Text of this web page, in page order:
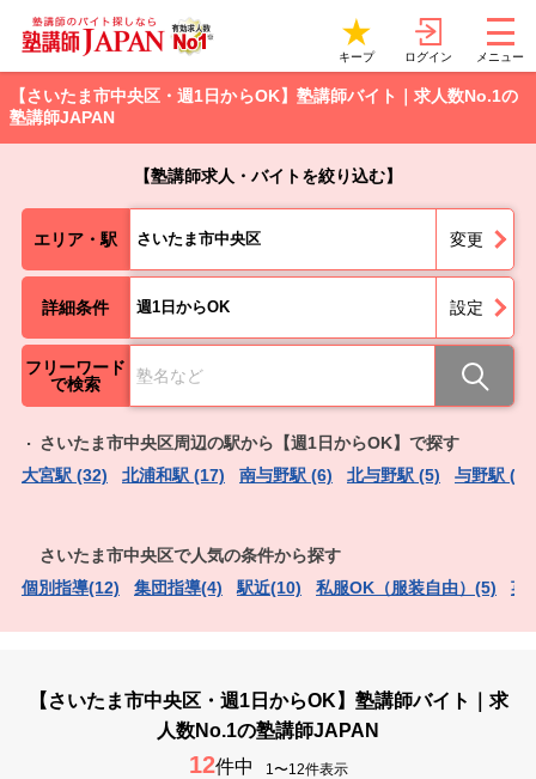
キープ ログイン メニュー
【さいたま市中央区・週1日からOK】塾講師バイト｜求人数No.1の
塾講師JAPAN
【塾講師求人・バイトを絞り込む】
エリア・駅 さいたま市中央区 変更
詳細条件 週1日からOK 設定
フリーワード
で検索
さいたま市中央区周辺の駅から【週1日からOK】で探す
大宮駅 (32)
北浦和駅 (17) 南与野駅 (6) 北与野駅 (5) 与野駅 (4)
さいたま市中央区で人気の条件から探す
個別指導(12)
集団指導(4) 駅近(10) 私服OK（服装自由）(5) 英
【さいたま市中央区・週1日からOK】塾講師バイト｜求
人数No.1の塾講師JAPAN
12件中 1〜12件表示